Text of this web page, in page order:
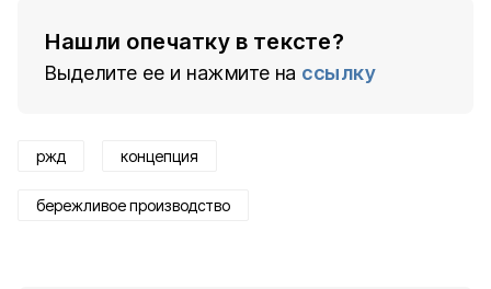
Нашли опечатку в тексте?
Выделите ее и нажмите на ссылку
ржд концепция
бережливое производство